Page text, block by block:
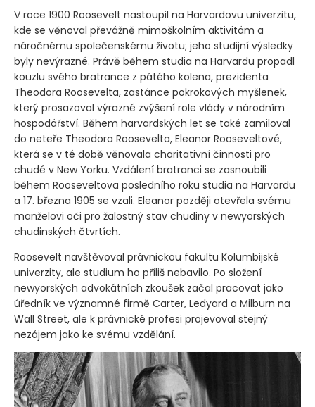
V roce 1900 Roosevelt nastoupil na Harvardovu univerzitu,
kde se věnoval převážně mimoškolním aktivitám a
náročnému společenskému životu; jeho studijní výsledky
byly nevýrazné. Právě během studia na Harvardu propadl
kouzlu svého bratrance z pátého kolena, prezidenta
Theodora Roosevelta, zastánce pokrokových myšlenek,
který prosazoval výrazné zvýšení role vlády v národním
hospodářství. Během harvardských let se také zamiloval
do neteře Theodora Roosevelta, Eleanor Rooseveltové,
která se v té době věnovala charitativní činnosti pro
chudé v New Yorku. Vzdálení bratranci se zasnoubili
během Rooseveltova posledního roku studia na Harvardu
a 17. března 1905 se vzali. Eleanor později otevřela svému
manželovi oči pro žalostný stav chudiny v newyorských
chudinských čtvrtích.
Roosevelt navštěvoval právnickou fakultu Kolumbijské
univerzity, ale studium ho příliš nebavilo. Po složení
newyorských advokátních zkoušek začal pracovat jako
úředník ve významné firmě Carter, Ledyard a Milburn na
Wall Street, ale k právnické profesi projevoval stejný
nezájem jako ke svému vzdělání.